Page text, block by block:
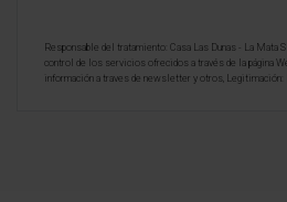
Responsable del tratamiento: Casa Las Dunas - La Mata
control de los servicios ofrecidos a través de la página
información a traves de newsletter y otros,